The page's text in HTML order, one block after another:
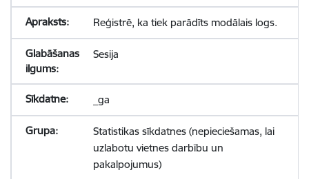
Reģistrē, ka tiek parādīts modālais logs.
Sesija
_ga
Statistikas sīkdatnes (nepieciešamas, lai
uzlabotu vietnes darbību un
pakalpojumus)